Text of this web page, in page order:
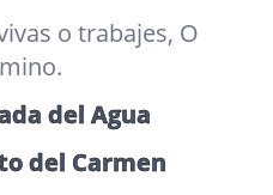
o trabajes, O
del Agua
del Carmen